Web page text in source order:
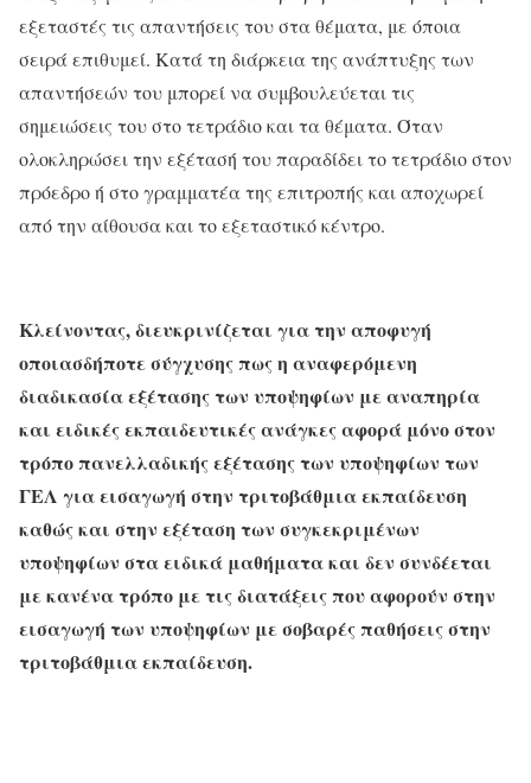
εξεταστές τις απαντήσεις του στα θέματα, με όποια
σειρά επιθυμεί. Κατά τη διάρκεια της ανάπτυξης των
απαντήσεών του μπορεί να συμβουλεύεται τις
σημειώσεις του στο τετράδιο και τα θέματα. Όταν
ολοκληρώσει την εξέτασή του παραδίδει το τετράδιο στον
πρόεδρο ή στο γραμματέα της επιτροπής και αποχωρεί
από την αίθουσα και το εξεταστικό κέντρο.
Κλείνοντας, διευκρινίζεται για την αποφυγή
οποιασδήποτε σύγχυσης πως η αναφερόμενη
διαδικασία εξέτασης των υποψηφίων με αναπηρία
και ειδικές εκπαιδευτικές ανάγκες αφορά μόνο στον
τρόπο πανελλαδικής εξέτασης των υποψηφίων των
ΓΕΛ για εισαγωγή στην τριτοβάθμια εκπαίδευση
καθώς και στην εξέταση των συγκεκριμένων
υποψηφίων στα ειδικά μαθήματα και δεν συνδέεται
με κανένα τρόπο με τις διατάξεις που αφορούν στην
εισαγωγή των υποψηφίων με σοβαρές παθήσεις στην
τριτοβάθμια εκπαίδευση.